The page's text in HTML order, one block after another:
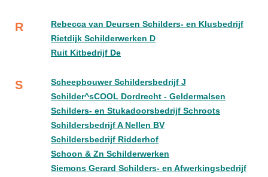
R
Rebecca van Deursen Schilders- en Klusbedrijf
Rietdijk Schilderwerken D
Ruit Kitbedrijf De
S
Scheepbouwer Schildersbedrijf J
Schilder^sCOOL Dordrecht - Geldermalsen
Schilders- en Stukadoorsbedrijf Schroots
Schildersbedrijf A Nellen BV
Schildersbedrijf Ridderhof
Schoon & Zn Schilderwerken
Siemons Gerard Schilders- en Afwerkingsbedrijf